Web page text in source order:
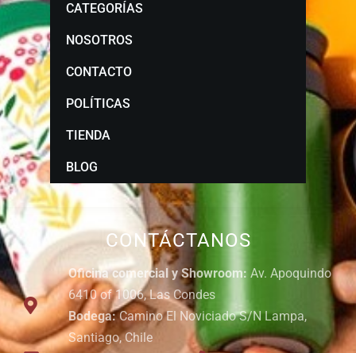
CONTÁCTANOS
Oficina comercial y Showroom: Av. Apoquindo
6410 of 1006, Las Condes
Bodega:Camino El Noviciado S/N Lampa,
Santiago, Chile
CATEGORÍAS
NOSOTROS
CONTACTO
POLÍTICAS
TIENDA
BLOG